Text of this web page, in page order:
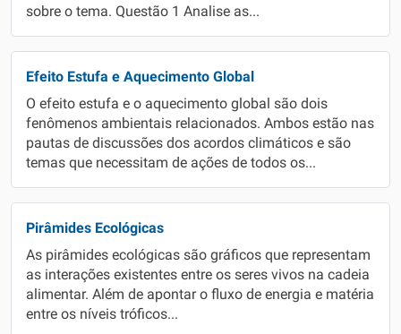
sobre o tema. Questão 1 Analise as...
Efeito Estufa e Aquecimento Global
O efeito estufa e o aquecimento global são dois
fenômenos ambientais relacionados. Ambos estão nas
pautas de discussões dos acordos climáticos e são
temas que necessitam de ações de todos os...
Pirâmides Ecológicas
As pirâmides ecológicas são gráficos que representam
as interações existentes entre os seres vivos na cadeia
alimentar. Além de apontar o fluxo de energia e matéria
entre os níveis tróficos...